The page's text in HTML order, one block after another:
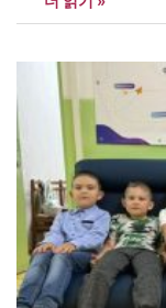
Archaeology,
코의 후원을 받은 이